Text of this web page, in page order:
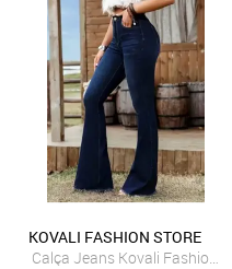
KOVALI FASHION STORE
Calça Jeans Kovali Fashion